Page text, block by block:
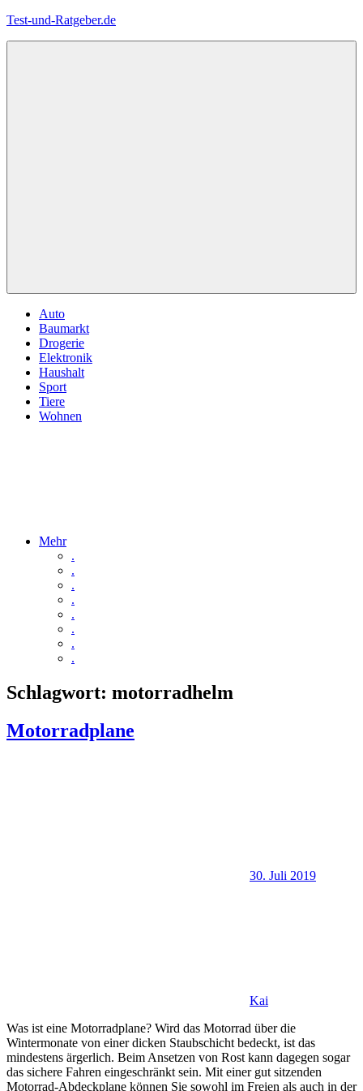
Zum
Test-und-Ratgeber.de
Auto
Baumarkt
Drogerie
Elektronik
Haushalt
Sport
Tiere
Wohnen
Mehr
.
.
.
.
.
.
.
.
Schlagwort: motorradhelm
Motorradplane
30. Juli 2019
Kai
Was ist eine Motorradplane? Wird das Motorrad über die
Wintermonate von einer dicken Staubschicht bedeckt, ist das
mindestens ärgerlich. Beim Ansetzen von Rost kann dagegen sogar
das sichere Fahren eingeschränkt sein. Mit einer gut sitzenden
Motorrad-Abdeckplane können Sie sowohl im Freien als auch in der